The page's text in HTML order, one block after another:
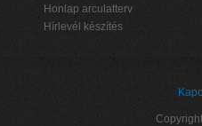
Honlap arculatterv
Hírlevél készítés